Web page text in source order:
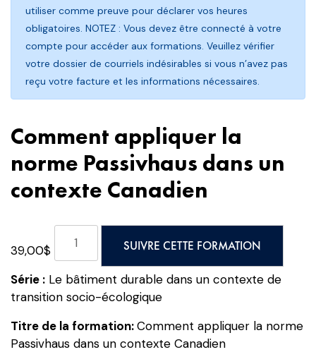
utiliser comme preuve pour déclarer vos heures
obligatoires. NOTEZ : Vous devez être connecté à votre
compte pour accéder aux formations. Veuillez vérifier
votre dossier de courriels indésirables si vous n’avez pas
reçu votre facture et les informations nécessaires.
Comment appliquer la
norme Passivhaus dans un
contexte Canadien
39,00$
Comment
appliquer
la
norme
Passivhaus
SUIVRE CETTE FORMATION
Série : Le bâtiment durable dans un contexte de
transition socio-écologique
Titre de la formation:Comment appliquer la norme
Passivhaus dans un contexte Canadien